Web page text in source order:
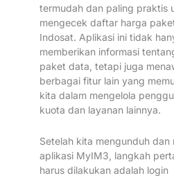
termudah dan paling praktis
mengecek daftar harga
Indosat. Aplikasi ini tidak
memberikan informasi
paket data, tetapi juga
berbagai fitur lain yang
kita dalam mengelola
kuota dan layanan lainnya.
Setelah kita mengunduh dan
aplikasi MyIM3, langkah
harus dilakukan adalah login